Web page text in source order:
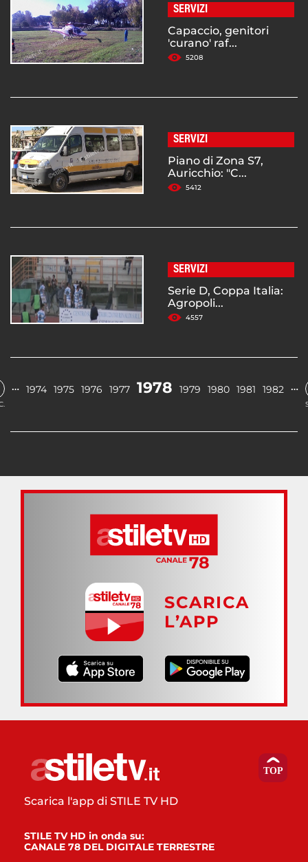
SERVIZI
Capaccio, genitori
'curano' raf...
5208
SERVIZI
Piano di Zona S7,
Auricchio: "C...
5412
SERVIZI
Serie D, Coppa Italia:
Agropoli...
4557
… 1974 1975 1976 1977 1978 1979 1980 1981 1982 …
SCARICA
L’APP
Scarica l'app di STILE TV HD
STILE TV HD in onda su:
CANALE 78 DEL DIGITALE TERRESTRE